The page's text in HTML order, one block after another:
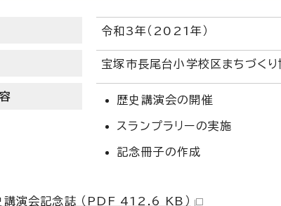
令和3年（2021年）
宝塚市長尾台小学校区まちづく
歴史講演会の開催
スランプラリーの実施
記念冊子の作成
講演会記念誌 （PDF 412.6 KB）